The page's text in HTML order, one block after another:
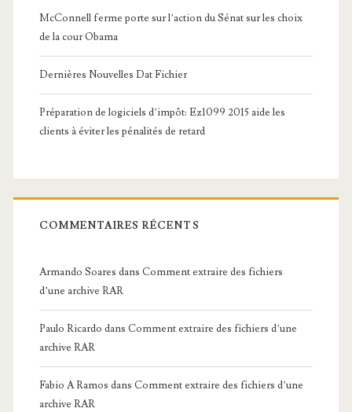
McConnell ferme porte sur l’action du Sénat sur les choix
de la cour Obama
Dernières Nouvelles Dat Fichier
Préparation de logiciels d’impôt: Ez1099 2015 aide les
clients à éviter les pénalités de retard
COMMENTAIRES RÉCENTS
Armando Soares dans Comment extraire des fichiers
d’une archive RAR
Paulo Ricardo dans Comment extraire des fichiers d’une
archive RAR
Fabio A Ramos dans Comment extraire des fichiers d’une
archive RAR